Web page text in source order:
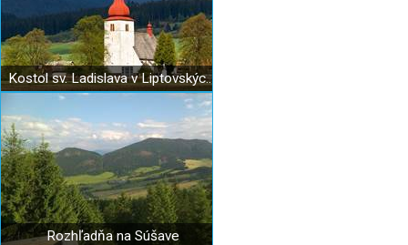
Kostol sv. Ladislava v Liptovských Matiašovciach
Rozhľadňa na Súšave